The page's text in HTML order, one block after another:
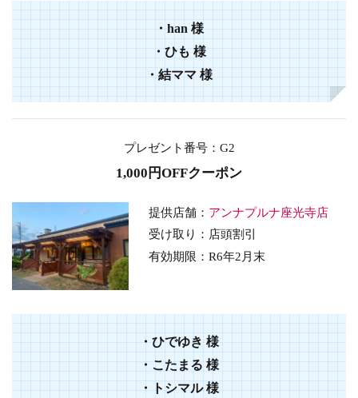
・han 様
・ひも様
・結ママ様
プレゼント番号：G2
1,000円OFFクーポン
提供店舗： アンナプルナ座光寺店
受け取り：店頭割引
有効期限：R6年2 月末
・ひでゆき様
・こたまる様
・トシマル様